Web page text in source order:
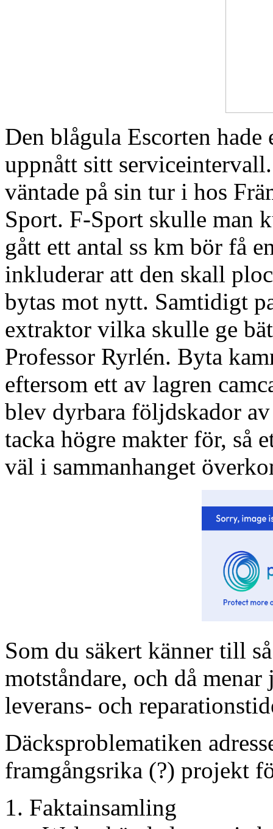
Den blågula Escorten
uppnått sitt
väntade på sin tur i hos
Sport. F-Sport skulle man
gått ett antal ss km bör få
inkluderar att den skall
bytas mot nytt. Samtidigt
extraktor vilka skulle ge
Professor Ryrlén. Byta
eftersom ett av lagren
blev dyrbara följdskador
tacka högre makter för, så
väl i sammanhanget
Som du säkert känner till
motståndare, och då
leverans- och
Däcksproblematiken
framgångsrika (?) projekt
Faktainsamling